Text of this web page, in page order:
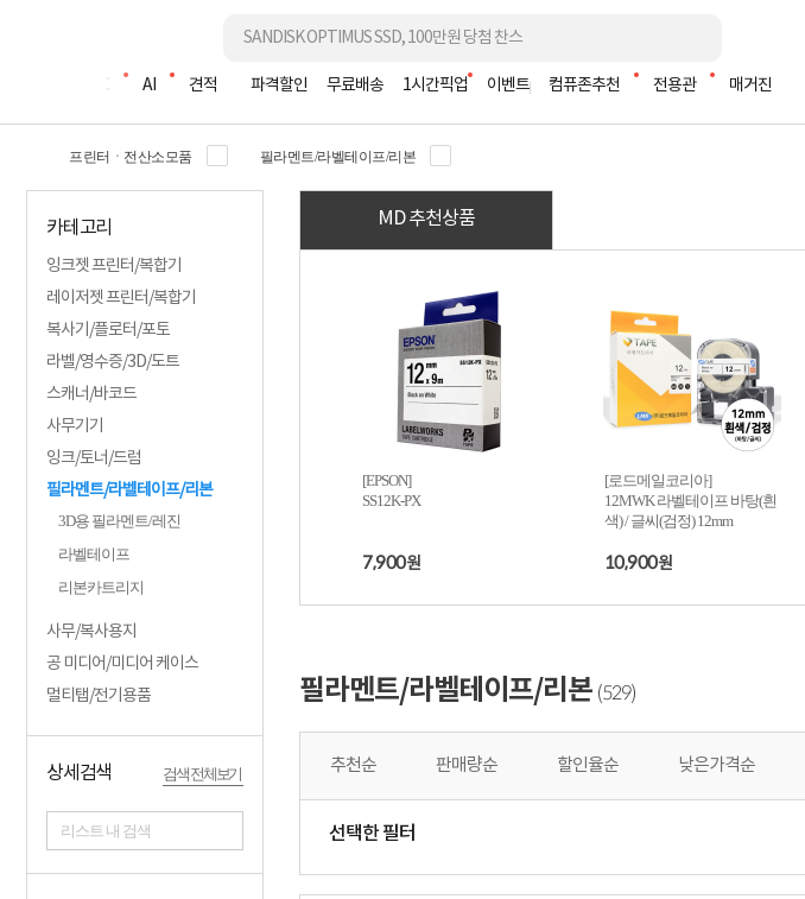
조립PC AI 견적 파격할인 무료배송 1시간픽업 이벤트 컴퓨존추천 전용관 매거진
프린터ㆍ전산소모품 필라멘트/라벨테이프/리본
카테고리
잉크젯 프린터/복합기
레이저젯 프린터/복합기
복사기/플로터/포토
라벨/영수증/3D/도트
스캐너/바코드
사무기기
잉크/토너/드럼
필라멘트/라벨테이프/리본
3D용 필라멘트/레진
라벨테이프
리본카트리지
사무/복사용지
공 미디어/미디어 케이스
멀티탭/전기용품
상세검색 검색 전체보기
리스트 내 검색
MD 추천상품
[EPSON]
SS12K-PX
7,900원
[로드메일코리아]
12MWK 라벨테이프 바탕(흰
색) / 글씨(검정) 12mm
10,900원
필라멘트/라벨테이프/리본 (529)
추천순 판매량순 할인율순 낮은가격순
선택한 필터